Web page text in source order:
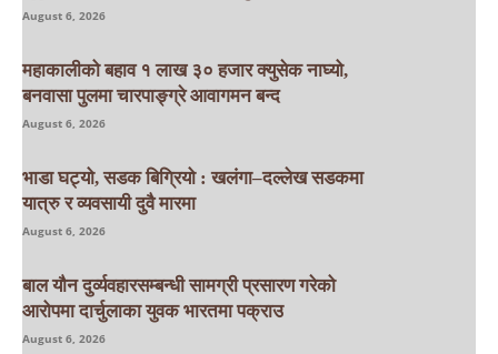
August 6, 2026
महाकालीको बहाव १ लाख ३० हजार क्युसेक नाघ्यो,
बनवासा पुलमा चारपाङ्ग्रे आवागमन बन्द
August 6, 2026
भाडा घट्यो, सडक बिग्रियो : खलंगा–दल्लेख सडकमा
यात्रु र व्यवसायी दुवै मारमा
August 6, 2026
बाल यौन दुर्व्यवहारसम्बन्धी सामग्री प्रसारण गरेको
आरोपमा दार्चुलाका युवक भारतमा पक्राउ
August 6, 2026